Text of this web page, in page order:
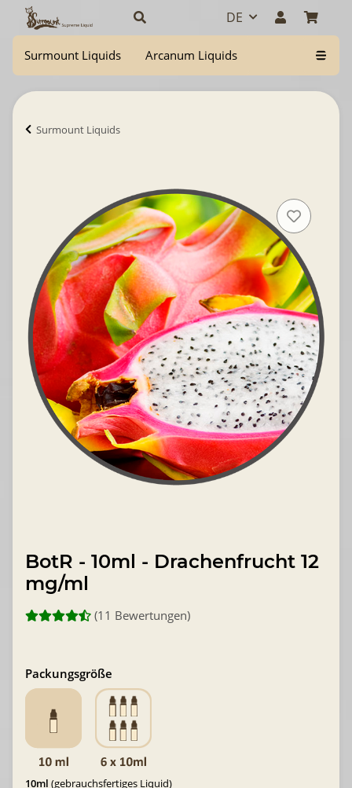
DE
Surmount Liquids Arcanum Liquids
Surmount Liquids
BotR - 10ml - Drachenfrucht 12
mg/ml
(11 Bewertungen)
Packungsgröße
10ml (gebrauchsfertiges Liquid)